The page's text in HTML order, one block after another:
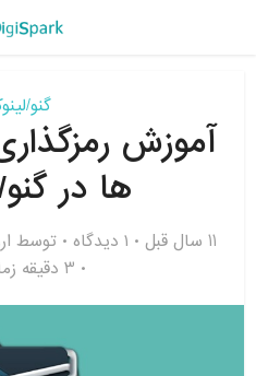
گنو/
آموزش
ها در
11 سال قبل ۱ دیدگاه توسط
3 دقیقه زمان مطالعه